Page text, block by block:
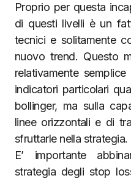
Proprio per questa
di questi livelli è un
tecnici e solitamente
nuovo trend. Questo
relativamente
indicatori particolari
bollinger, ma sulla
linee orizzontali e di
sfruttarle nella strategia.
E’ importante
strategia degli stop